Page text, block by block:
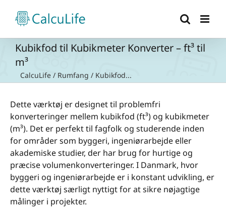
content
Kubikfod til Kubikmeter Konverter – ft³ til
m³
CalcuLife / Rumfang / Kubikfod...
Dette værktøj er designet til problemfri
konverteringer mellem kubikfod (ft³) og kubikmeter
(m³). Det er perfekt til fagfolk og studerende inden
for områder som byggeri, ingeniørarbejde eller
akademiske studier, der har brug for hurtige og
præcise volumenkonverteringer. I Danmark, hvor
byggeri og ingeniørarbejde er i konstant udvikling, er
dette værktøj særligt nyttigt for at sikre nøjagtige
målinger i projekter.